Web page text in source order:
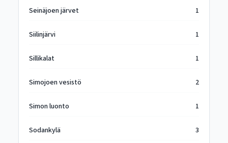
Seinäjoen järvet 1
Siilinjärvi 1
Sillikalat 1
Simojoen vesistö 2
Simon luonto 1
Sodankylä 3